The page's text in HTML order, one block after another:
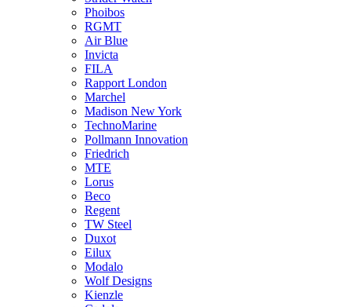
Phoibos
RGMT
Air Blue
Invicta
FILA
Rapport London
Marchel
Madison New York
TechnoMarine
Pollmann Innovation
Friedrich
MTE
Lorus
Beco
Regent
TW Steel
Duxot
Eilux
Modalo
Wolf Designs
Kienzle